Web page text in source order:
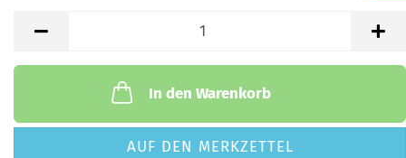
In den Warenkorb
AUF DEN MERKZETTEL